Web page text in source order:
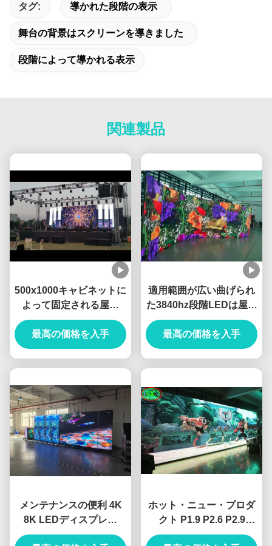
タグ: 導かれた段階の表示
舞台の背景はスクリーンを導きました
段階によって導かれる表示
関連製品
500x1000キャビネットに
よって固定される屋内
P3.91 P2.604 P2.9 LED
スクリーン
最高の価格を入手
適用範囲が広い曲げられ
た3840hz段階LEDは屋外
および屋内使用のために
選別する
最高の価格を入手
メンテナンスの便利 4K
8K LEDディスプレイ
OEM ODM IP65 耐腐蝕
ホット・ニュー・プロダ
クト P1.9 P2.6 P2.9
P3.91 商業広告 高品質の